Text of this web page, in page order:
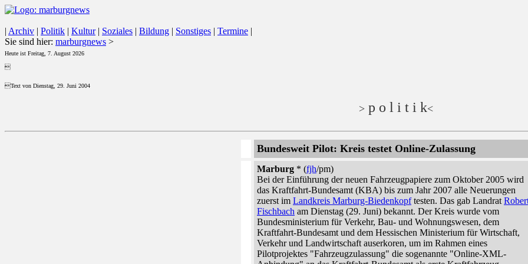
| Archiv | Politik | Kultur| Soziales | Bildung | Sonstiges | Termine |
Sie sind hier: marburgnews >
Heute ist Freitag, 7. August 2026

Text von Dienstag, 29. Juni 2004
> p o l i t i k<
Bundesweit Pilot: Kreis testet Online-Zulassung
Marburg * (fjh/pm)
Bei der Einführung der neuen Fahrzeugpapiere zum Oktober 2005 wird
das Kraftfahrt-Bundesamt (KBA) bis zum Jahr 2007 alle Neuerungen
zuerst im Landkreis Marburg-Biedenkopftesten. Das gab Landrat
Fischbach am Dienstag (29. Juni) bekannt. Der Kreis wurde vom
Bundesministerium für Verkehr, Bau- und Wohnungswesen, dem
Kraftfahrt-Bundesamt und dem Hessischen Ministerium für Wirtschaft,
Verkehr und Landwirtschaft auserkoren, um im Rahmen eines
Pilotprojektes "Fahrzeugzulassung" die sogenannte "Online-XML-